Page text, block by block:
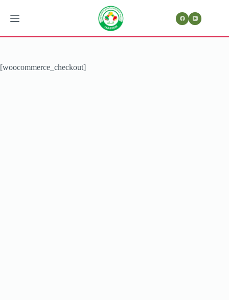
contenu
[woocommerce_checkout]